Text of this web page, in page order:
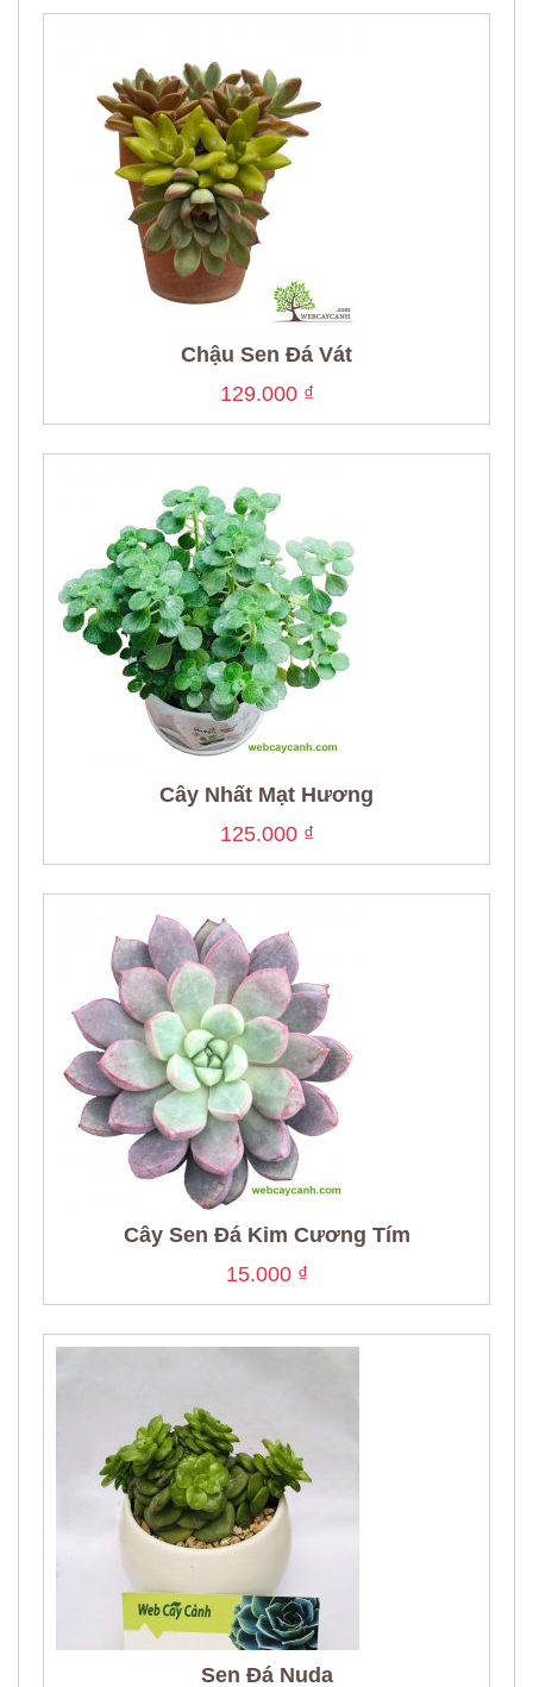
Chậu Sen Đá Vát
129.000 ₫
Cây Nhất Mạt Hương
125.000 ₫
Cây Sen Đá Kim Cương Tím
15.000 ₫
Sen Đá Nuda